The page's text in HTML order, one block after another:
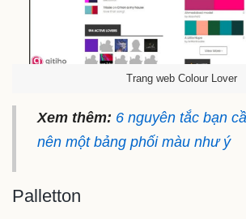
Trang web Colour Lover
Xem thêm: 6 nguyên tắc bạn
nên một bảng phối màu như ý
Palletton